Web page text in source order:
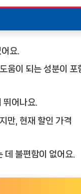
요.
움이 되는 성분이 포
어나요.
만, 현재 할인 가격
불편함이 없어요.